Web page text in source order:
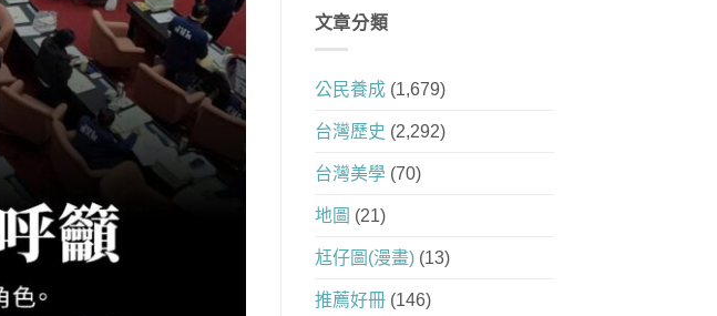
文章分類
公民養成(1,679)
台灣歷史 (2,292)
台灣美學(70)
地圖 (21)
尪仔圖(漫畫)(13)
推薦好冊(146)